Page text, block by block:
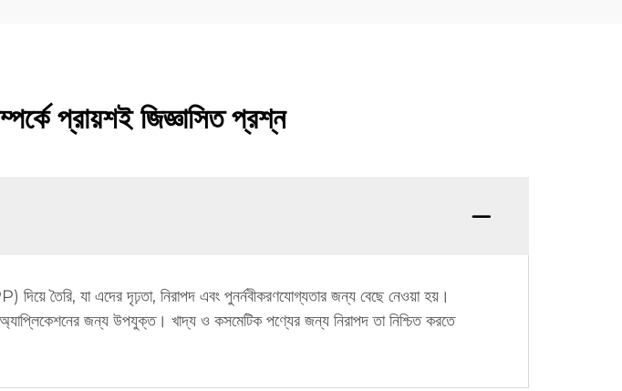
প্রায়শই জিজ্ঞাসিত প্রশ্ন
তৈরি, যা এদের দৃঢ়তা, নিরাপদ এবং পুনর্নবীকরণযোগ্যতার জন্য বেছে নেওয়া হয়।
জন্য উপযুক্ত। খাদ্য ও কসমেটিক পণ্যের জন্য নিরাপদ তা নিশ্চিত করতে